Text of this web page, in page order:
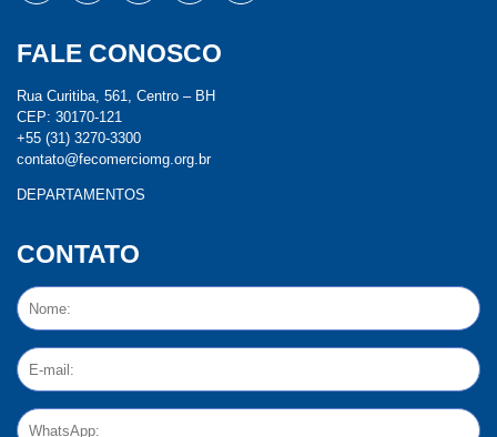
FALE CONOSCO
Rua Curitiba, 561, Centro – BH
CEP: 30170-121
+55 (31) 3270-3300
contato@fecomerciomg.org.br
DEPARTAMENTOS
CONTATO